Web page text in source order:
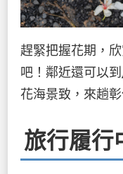
趕緊把握花期，
吧！鄰近還可以到
花海景致，來趟彰
旅行履行